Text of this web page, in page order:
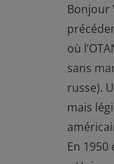
Bonjour
où
sans
russe).
mais
En